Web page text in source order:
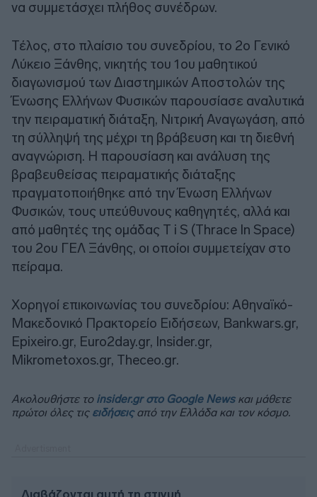
να συμμετάσχει πλήθος συνέδρων.
Τέλος, στο πλαίσιο του συνεδρίου, το 2ο Γενικό
Λύκειο Ξάνθης, νικητής του 1ου μαθητικού
διαγωνισμού των Διαστημικών Αποστολών της
Ένωσης Ελλήνων Φυσικών παρουσίασε αναλυτικά
την πειραματική διάταξη, Νιτρική Αναγωγάση, από
τη σύλληψή της μέχρι τη βράβευση και τη διεθνή
αναγνώριση. Η παρουσίαση και ανάλυση της
βραβευθείσας πειραματικής διάταξης
πραγματοποιήθηκε από την Ένωση Ελλήνων
Φυσικών, τους υπεύθυνους καθηγητές, αλλά και
από μαθητές της ομάδας T i S (Τhrace Ιn Space)
του 2ου ΓΕΛ Ξάνθης, οι οποίοι συμμετείχαν στο
πείραμα.
Χορηγοί επικοινωνίας του συνεδρίου: Αθηναϊκό-
Μακεδονικό Πρακτορείο Ειδήσεων, Bankwars.gr,
Epixeiro.gr, Euro2day.gr, Insider.gr,
Mikrometoxos.gr, Theceo.gr.
Ακολουθήστε το insider.gr στο Google Newsκαι μάθετε
πρώτοι όλες τις ειδήσειςαπό την Ελλάδα και τον κόσμο.
Διαβάζονται αυτή τη στιγμή